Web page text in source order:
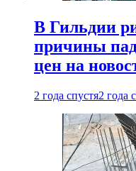
В Гильдии
причины
цен на
2 года спустя2 года